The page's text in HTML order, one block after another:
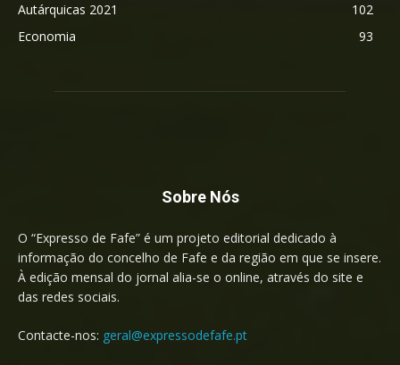
Autárquicas 2021
102
Economia
93
Sobre Nós
O “Expresso de Fafe” é um projeto editorial dedicado à
informação do concelho de Fafe e da região em que se insere.
À edição mensal do jornal alia-se o online, através do site e
das redes sociais.
Contacte-nos: geral@expressodefafe.pt